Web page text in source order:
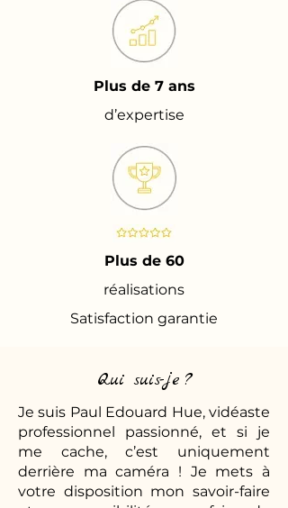
Plus de 7 ans
d’expertise
Plus de 60
réalisations
Satisfaction garantie
Qui suis-je ?
Je suis Paul Edouard Hue, vidéaste
professionnel passionné, et si je
me cache, c’est uniquement
derrière ma caméra ! Je mets à
votre disposition mon savoir-faire